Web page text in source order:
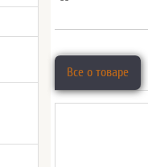
Все о товаре